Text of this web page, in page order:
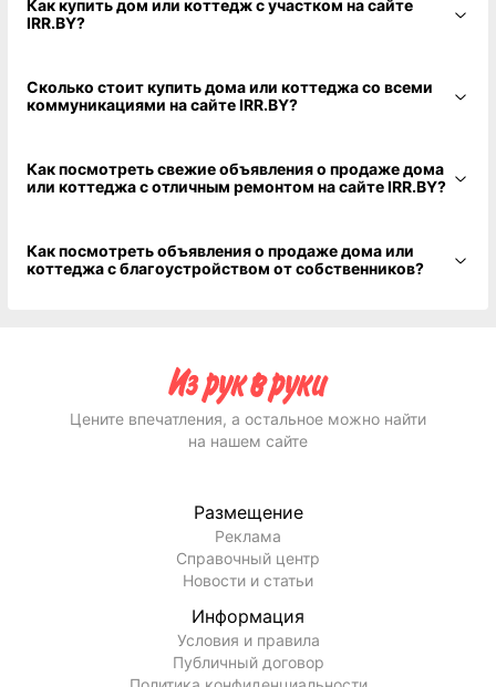
Как купить дом или коттедж с участком на сайте
IRR.BY?
Сколько стоит купить дома или коттеджа со всеми
коммуникациями на сайте IRR.BY?
Как посмотреть свежие объявления о продаже дома
или коттеджа с отличным ремонтом на сайте IRR.BY?
Как посмотреть объявления о продаже дома или
коттеджа с благоустройством от собственников?
Цените впечатления, а остальное можно найти
на нашем сайте
Размещение
Реклама
Справочный центр
Новости и статьи
Информация
Условия и правила
Публичный договор